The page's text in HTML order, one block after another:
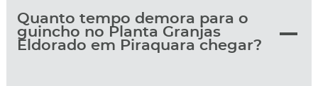
Quanto tempo demora para o
guincho no Planta Granjas
Eldorado em Piraquara chegar?